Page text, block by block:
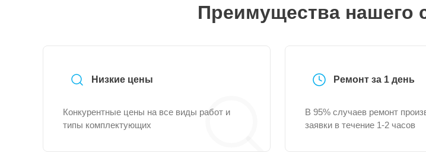
Преимущества нашего
Низкие цены
Конкурентные цены на все виды работ и
типы комплектующих
Ремонт за 1 день
В 95% случаев ремонт
заявки в течение 1-2 часов